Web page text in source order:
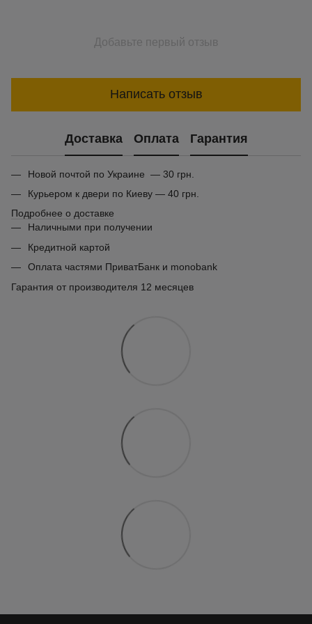
Добавьте первый отзыв
Написать отзыв
Доставка Оплата Гарантия
Новой почтой по Украине — 30 грн.
Курьером к двери по Киеву — 40 грн.
Подробнее о доставке
Наличными при получении
Кредитной картой
Оплата частями ПриватБанк и monobank
Гарантия от производителя 12 месяцев